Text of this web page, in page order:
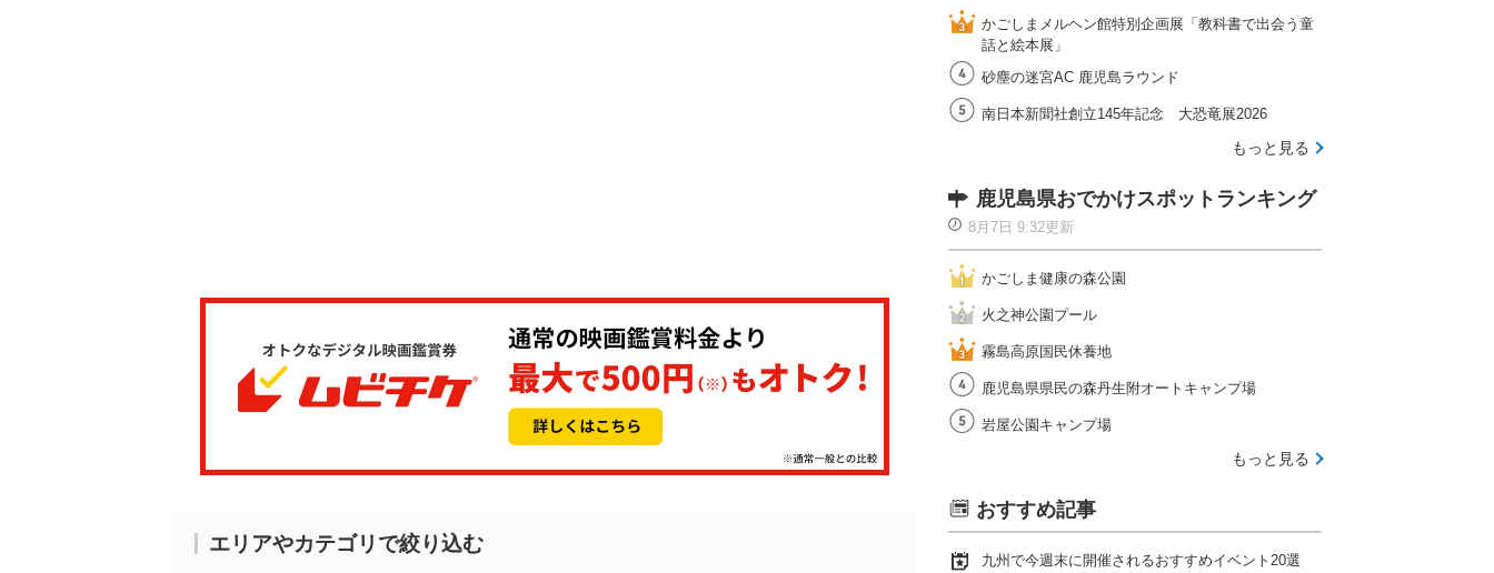
エリアやカテゴリで絞り込む
かごしまメルヘン館特別企画展「教科書で出会う童
話と絵本展」
砂塵の迷宮AC 鹿児島ラウンド
南日本新聞社創立145年記念 大恐竜展2026
もっと見る
鹿児島県おでかけスポットランキング
8月7日 9:32更新
かごしま健康の森公園
火之神公園プール
霧島高原国民休養地
鹿児島県県民の森丹生附オートキャンプ場
岩屋公園キャンプ場
もっと見る
おすすめ記事
九州で今週末に開催されるおすすめイベント20選